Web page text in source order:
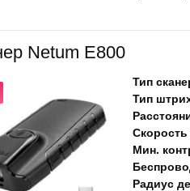
Netum E800
Тип
Тип
Скорость
Мин.
Радиус